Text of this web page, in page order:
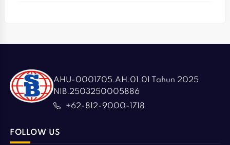
AHU-0001705.AH.01.01 Tahun 2025
NIB.2503250005886
+62-812-9000-1718
FOLLOW US